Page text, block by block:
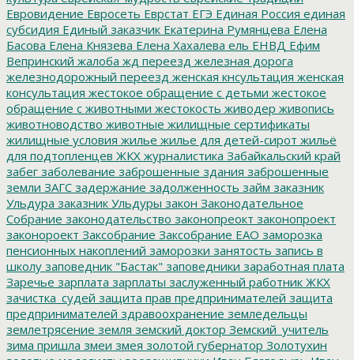
Евровидение Евросеть Еврстат ЕГЭ Единая Россия единая
субсидия Единый заказчик Екатерина Румянцева Елена
Басова Елена Князева Елена Хахалева ель ЕНВД Ефим
Вепринский жалоба жд переезд железная дорога
железнодорожный переезд женская кнсультация женская
консультация жестокое обращение с детьми жестокое
обращение с животными жестокость живодер живопись
животноводство животные жилищные сертификаты
жилищные условия жилье жилье для детей-сирот жильё
для подтопленцев ЖКХ журналистика Забайкальский край
забег заболевание заброшенные здания заброшенные
земли ЗАГС задержание задолженность займ заказник
Ульдура заказник Ульдуры закон Законодательное
Собрание законодательство законопреокт законопроект
законороект Заксобрание Заксобрание ЕАО заморозка
пенсионных накоплений заморозки занятость запись в
школу заповедник "Бастак" заповедники заработная плата
Заречье зарплата зарплаты заслуженный работник ЖКХ
зачистка_судей защита прав предпринимателей защита
предпринимателей здравоохранение земледельцы
землетрясение земля земский доктор Земский_учитель
зима пришла змеи змея золотой губернатор Золотухин